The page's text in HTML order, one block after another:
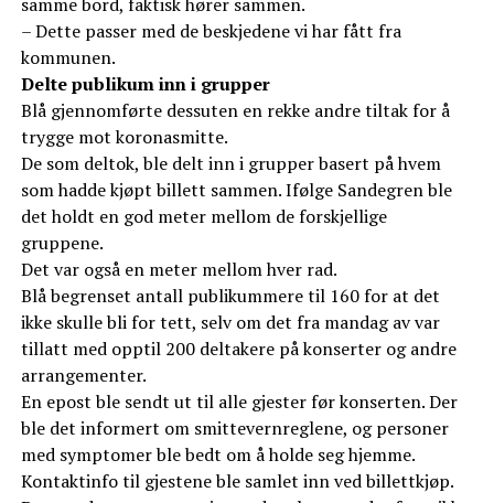
– Dette passer med de beskjedene vi har fått fra
kommunen.
Delte publikum inn i grupper
Blå gjennomførte dessuten en rekke andre tiltak for å
trygge mot koronasmitte.
De som deltok, ble delt inn i grupper basert på hvem
som hadde kjøpt billett sammen. Ifølge Sandegren ble
det holdt en god meter mellom de forskjellige
gruppene.
Det var også en meter mellom hver rad.
Blå begrenset antall publikummere til 160 for at det
ikke skulle bli for tett, selv om det fra mandag av var
tillatt med opptil 200 deltakere på konserter og andre
arrangementer.
En epost ble sendt ut til alle gjester før konserten. Der
ble det informert om smittevernreglene, og personer
med symptomer ble bedt om å holde seg hjemme.
Kontaktinfo til gjestene ble samlet inn ved billettkjøp.